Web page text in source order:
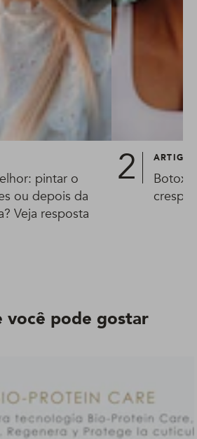
pintar o
ou depois da
Veja resposta
ARTIGO
Botox
você pode gostar